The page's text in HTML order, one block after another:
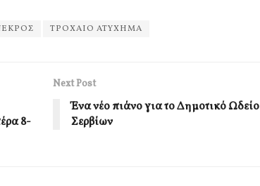
ΤΡΟΧΑΙΟ ΑΤΥΧΗΜΑ
8-
Next Post
Ένα νέο πιάνο για το Δημοτικό Ωδείο
Σερβίων